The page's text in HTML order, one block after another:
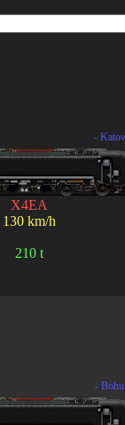
-
X4EA
130 km/h
210 t
-